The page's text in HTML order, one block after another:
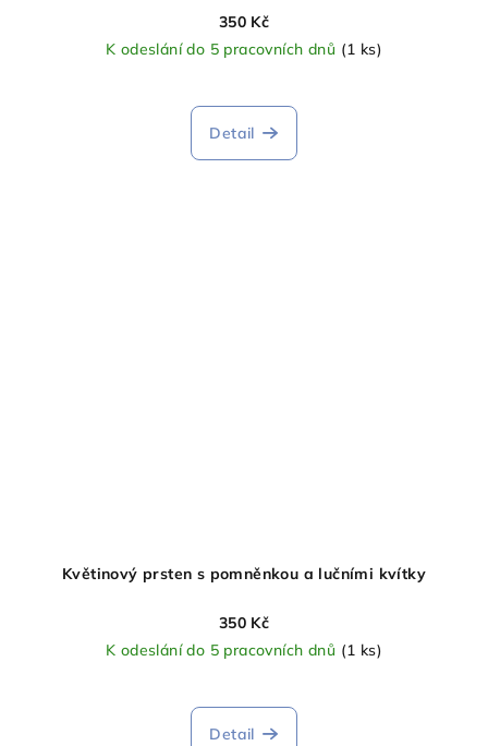
350 Kč
K odeslání do 5 pracovních dnů (1 ks)
Detail
Květinový prsten s pomněnkou a lučními kvítky
350 Kč
K odeslání do 5 pracovních dnů (1 ks)
Detail